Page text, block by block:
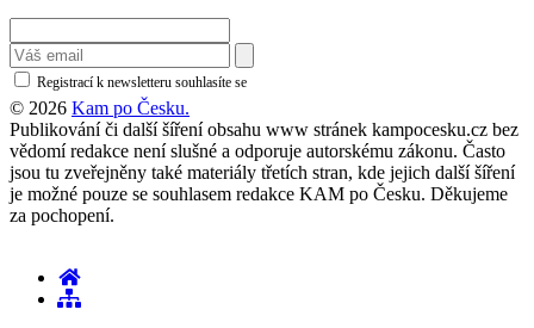
Registrací k newsletteru souhlasíte se
© 2026 Kam po Česku.
Publikování či další šíření obsahu www stránek kampocesku.cz bez
vědomí redakce není slušné a odporuje autorskému zákonu. Často
jsou tu zveřejněny také materiály třetích stran, kde jejich další šíření
je možné pouze se souhlasem redakce KAM po Česku. Děkujeme
za pochopení.